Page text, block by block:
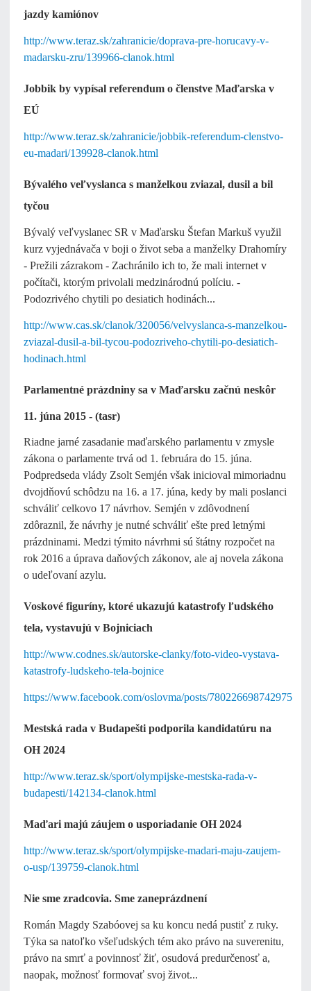
jazdy kamiónov
http://www.teraz.sk/zahranicie/doprava-pre-horucavy-v-
madarsku-zru/139966-clanok.html
Jobbik by vypísal referendum o členstve Maďarska v
EÚ
http://www.teraz.sk/zahranicie/jobbik-referendum-clenstvo-
eu-madari/139928-clanok.html
Bývalého veľvyslanca s manželkou zviazal, dusil a bil
tyčou
Bývalý veľvyslanec SR v Maďarsku Štefan Markuš využil
kurz vyjednávača v boji o život seba a manželky Drahomíry
- Prežili zázrakom - Zachránilo ich to, že mali internet v
počítači, ktorým privolali medzinárodnú políciu. -
Podozrivého chytili po desiatich hodinách...
http://www.cas.sk/clanok/320056/velvyslanca-s-manzelkou-
zviazal-dusil-a-bil-tycou-podozriveho-chytili-po-desiatich-
hodinach.html
Parlamentné prázdniny sa v Maďarsku začnú neskôr
11. júna 2015 - (tasr)
Riadne jarné zasadanie maďarského parlamentu v zmysle
zákona o parlamente trvá od 1. februára do 15. júna.
Podpredseda vlády Zsolt Semjén však inicioval mimoriadnu
dvojdňovú schôdzu na 16. a 17. júna, kedy by mali poslanci
schváliť celkovo 17 návrhov. Semjén v zdôvodnení
zdôraznil, že návrhy je nutné schváliť ešte pred letnými
prázdninami. Medzi týmito návrhmi sú štátny rozpočet na
rok 2016 a úprava daňových zákonov, ale aj novela zákona
o udeľovaní azylu.
Voskové figuríny, ktoré ukazujú katastrofy ľudského
tela, vystavujú v Bojniciach
http://www.codnes.sk/autorske-clanky/foto-video-vystava-
katastrofy-ludskeho-tela-bojnice
https://www.facebook.com/oslovma/posts/780226698742975
Mestská rada v Budapešti podporila kandidatúru na
OH 2024
http://www.teraz.sk/sport/olympijske-mestska-rada-v-
budapesti/142134-clanok.html
Maďari majú záujem o usporiadanie OH 2024
http://www.teraz.sk/sport/olympijske-madari-maju-zaujem-
o-usp/139759-clanok.html
Nie sme zradcovia. Sme zaneprázdnení
Román Magdy Szabóovej sa ku koncu nedá pustiť z ruky.
Týka sa natoľko všeľudských tém ako právo na suverenitu,
právo na smrť a povinnosť žiť, osudová predurčenosť a,
naopak, možnosť formovať svoj život...